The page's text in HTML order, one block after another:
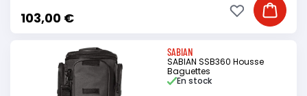
103,00 € Ajouter
Ajouter à ma
SABIAN
SABIAN SSB360 Housse
Baguettes
En stock